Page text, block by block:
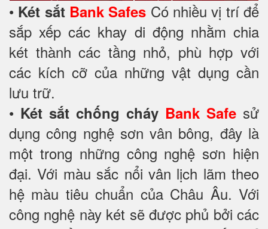
• Két sắt Bank Safes Có nhiều vị trí để
sắp xếp các khay di động nhằm chia
két thành các tầng nhỏ, phù hợp với
các kích cỡ của những vật dụng cần
lưu trữ.
• Két sắt chống cháy Bank Safe sử
dụng công nghệ sơn vân bông, đây là
một trong những công nghệ sơn hiện
đại. Với màu sắc nổi vân lịch lãm theo
hệ màu tiêu chuẩn của Châu Âu. Với
công nghệ này két sẽ được phủ bởi các